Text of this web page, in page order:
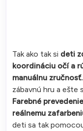
Tak ako tak si deti
koordináciu očí a
manuálnu zručnosť.
zábavnú hru a ešte
Farebné
reálnemu
deti sa tak